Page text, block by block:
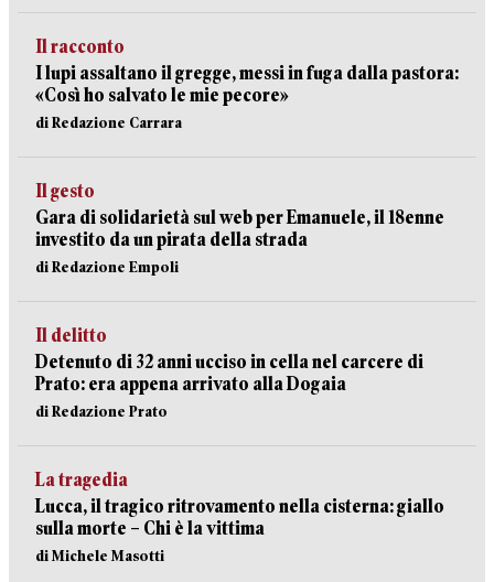
Il racconto
I lupi assaltano il gregge, messi in fuga dalla pastora:
«Così ho salvato le mie pecore»
di Redazione Carrara
Il gesto
Gara di solidarietà sul web per Emanuele, il 18enne
investito da un pirata della strada
di Redazione Empoli
Il delitto
Detenuto di 32 anni ucciso in cella nel carcere di
Prato: era appena arrivato alla Dogaia
di Redazione Prato
La tragedia
Lucca, il tragico ritrovamento nella cisterna: giallo
sulla morte – Chi è la vittima
di Michele Masotti